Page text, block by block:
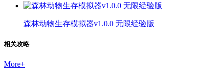
森林动物生存模拟器v1.0.0 无限经验版
相关攻略
More+